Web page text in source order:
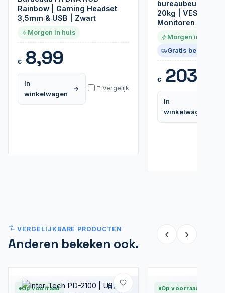
Rainbow | Gaming Headset
3,5mm & USB | Zwart
Morgen in huis
€8,99
In
winkelwagen
Vergelijk
bureaubeugel |
20kg | VESA
Monitoren
Morgen in huis
Gratis bezorgd
€203,99
In
winkelwagen
VERGELIJKBARE PRODUCTEN
Anderen bekeken ook.
‹ ›
Op voorraad Nieuw Op voorraad